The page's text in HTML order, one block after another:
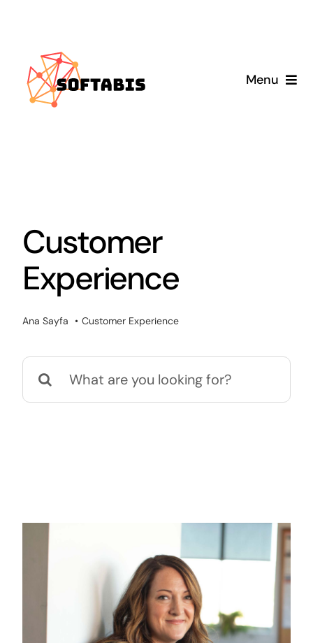
content
Menu
Customer
Experience
Ana Sayfa Customer Experience
Ara: